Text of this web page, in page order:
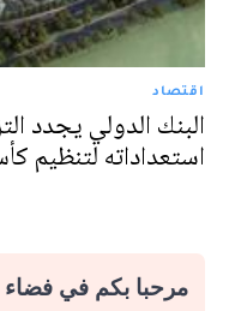
اقتصاد
البنك الدولي يجدد
استعداداته لتنظيم كأس
مرحبا بكم في فضاء